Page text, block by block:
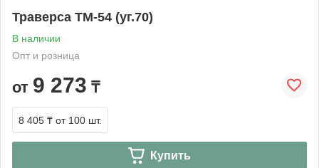
Траверса ТМ-54 (уг.70)
В наличии
Опт и розница
от 9 273 ₸
8 405 ₸ от 100 шт.
Купить